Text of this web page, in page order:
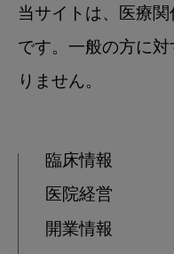
当サイトは、医療
です。一般の方に
りません。
臨床情報
医院経営
開業情報